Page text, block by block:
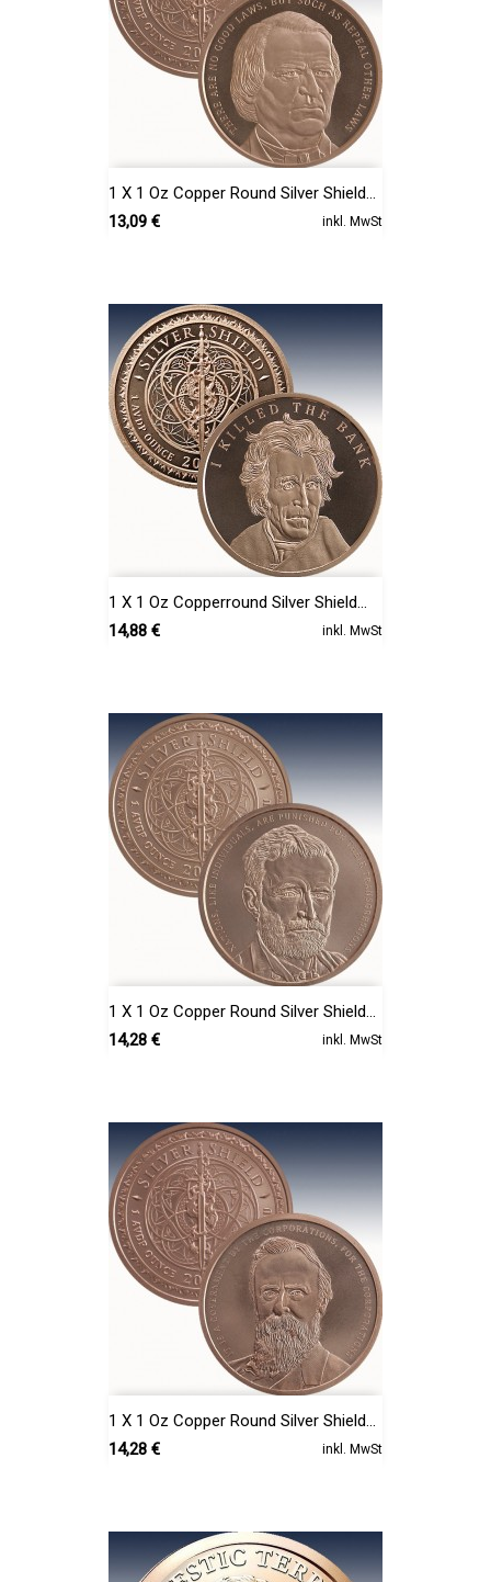
1 X 1 Oz Copper Round Silver Shield...
Preis
13,09 € inkl. MwSt
1 X 1 Oz Copperround Silver Shield...
Preis
14,88 € inkl. MwSt
1 X 1 Oz Copper Round Silver Shield...
Preis
14,28 € inkl. MwSt
1 X 1 Oz Copper Round Silver Shield...
Preis
14,28 € inkl. MwSt